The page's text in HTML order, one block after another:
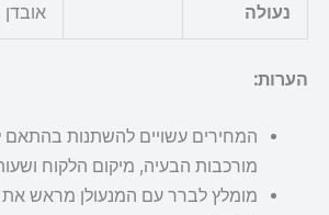
נעולה
הערות:
המחירים עשויים להשתנות בהתאם
מורכבות הבעיה, מיקום הלקוח
מומלץ לברר עם המנעולן מראש את